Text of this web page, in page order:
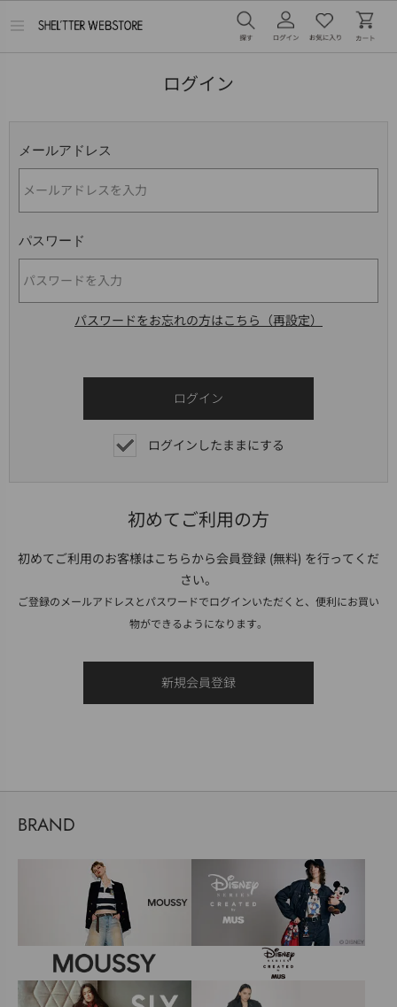
メ
ログイン
メールアドレス
パスワード
パスワードをお忘れの方はこちら（再設定）
ログインしたままにする
初めてご利用の方
初めてご利用のお客様はこちらから会員登録 (無料) を行ってくだ
さい。
ご登録のメールアドレスとパスワードでログインいただくと、便利にお買い
物ができるようになります。
BRAND